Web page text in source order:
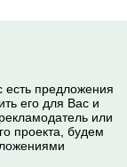
предложения
его для Вас и
или
проекта, будем